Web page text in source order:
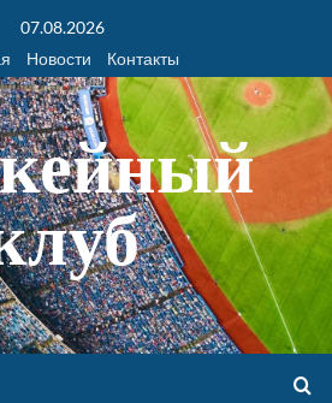
07.08.2026
Новости Контакты